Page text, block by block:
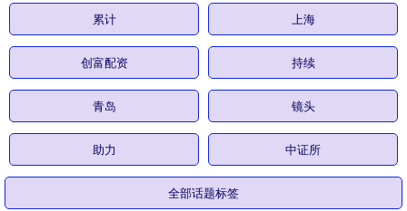
累计 上海
创富配资 持续
青岛 镜头
助力 中证所
全部话题标签